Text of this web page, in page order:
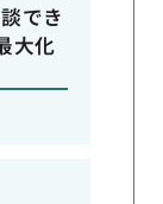
でき
大化